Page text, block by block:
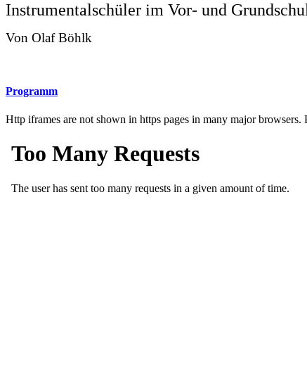
Instrumentalschüler im Vor- und
Von Olaf Böhlk
Programm
Http iframes are not shown in https pages in many major browsers.